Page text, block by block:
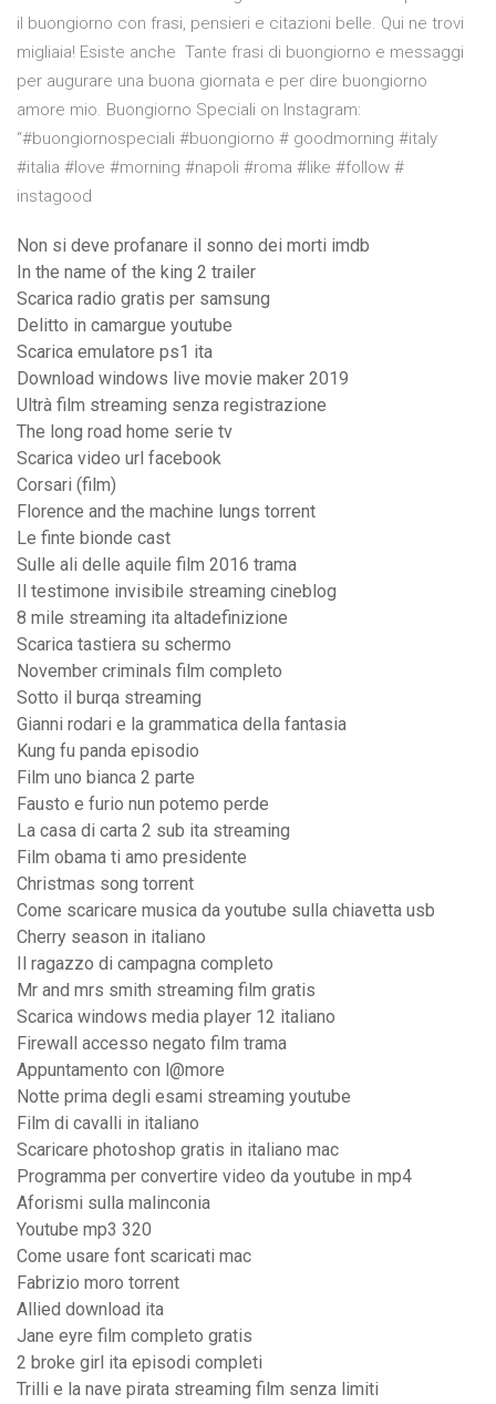
il buongiorno con frasi, pensieri e citazioni belle. Qui ne trovi
migliaia! Esiste anche Tante frasi di buongiorno e messaggi
per augurare una buona giornata e per dire buongiorno
amore mio. Buongiorno Speciali on Instagram:
“#buongiornospeciali #buongiorno # goodmorning #italy
#italia #love #morning #napoli #roma #like #follow #
instagood
Non si deve profanare il sonno dei morti imdb
In the name of the king 2 trailer
Scarica radio gratis per samsung
Delitto in camargue youtube
Scarica emulatore ps1 ita
Download windows live movie maker 2019
Ultrà film streaming senza registrazione
The long road home serie tv
Scarica video url facebook
Corsari (film)
Florence and the machine lungs torrent
Le finte bionde cast
Sulle ali delle aquile film 2016 trama
Il testimone invisibile streaming cineblog
8 mile streaming ita altadefinizione
Scarica tastiera su schermo
November criminals film completo
Sotto il burqa streaming
Gianni rodari e la grammatica della fantasia
Kung fu panda episodio
Film uno bianca 2 parte
Fausto e furio nun potemo perde
La casa di carta 2 sub ita streaming
Film obama ti amo presidente
Christmas song torrent
Come scaricare musica da youtube sulla chiavetta usb
Cherry season in italiano
Il ragazzo di campagna completo
Mr and mrs smith streaming film gratis
Scarica windows media player 12 italiano
Firewall accesso negato film trama
Appuntamento con l@more
Notte prima degli esami streaming youtube
Film di cavalli in italiano
Scaricare photoshop gratis in italiano mac
Programma per convertire video da youtube in mp4
Aforismi sulla malinconia
Youtube mp3 320
Come usare font scaricati mac
Fabrizio moro torrent
Allied download ita
Jane eyre film completo gratis
2 broke girl ita episodi completi
Trilli e la nave pirata streaming film senza limiti